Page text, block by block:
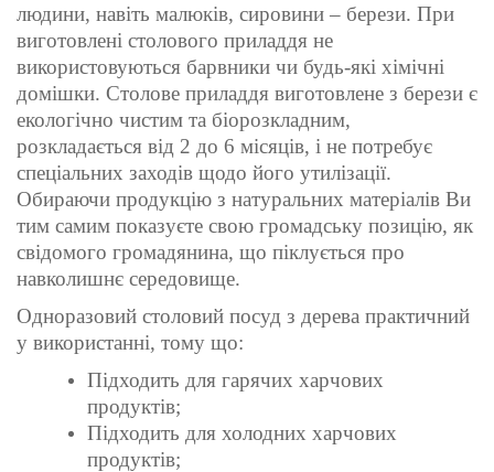
людини, навіть малюків, сировини – берези. При
виготовлені столового приладдя не
використовуються барвники чи будь-які хімічні
домішки. Столове приладдя виготовлене з берези є
екологічно чистим та біорозкладним,
розкладається від 2 до 6 місяців, і не потребує
спеціальних заходів щодо його утилізації.
Обираючи продукцію з натуральних матеріалів Ви
тим самим показуєте свою громадську позицію, як
свідомого громадянина, що піклується про
навколишнє середовище.
Одноразовий столовий посуд з дерева практичний
у використанні, тому що:
Підходить для гарячих харчових
продуктів;
Підходить для холодних харчових
продуктів;